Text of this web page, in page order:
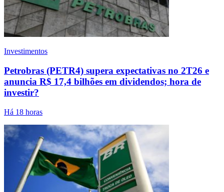
Investimentos
Petrobras (PETR4) supera expectativas no 2T26 e
anuncia R$ 17,4 bilhões em dividendos; hora de
investir?
Há 18 horas